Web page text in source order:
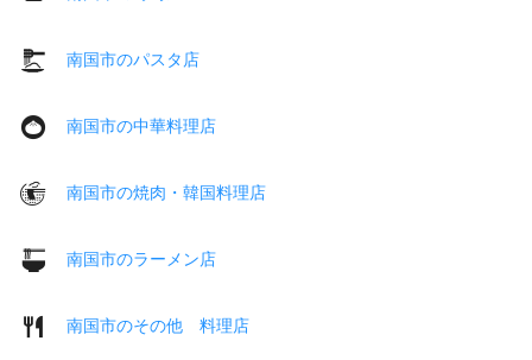
南国市のパスタ店
南国市の中華料理店
南国市の焼肉・韓国料理店
南国市のラーメン店
南国市のその他 料理店